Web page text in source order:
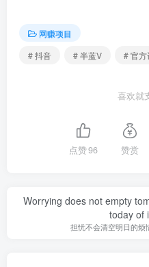
网赚项目
# 抖音
# 半蓝V # 官
喜欢就
点赞96 赞赏
Worrying does not empty
today of
担忧不会清空明日的烦